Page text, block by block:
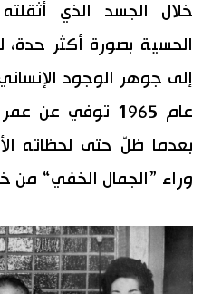
خلال الجسد الذي
الحسية بصورة أكثر حدة،
إلى جوهر الوجود
عام 1965 توفي
بعدما ظلّ حتى لحظاته
وراء ”الجمال الخفي“ من